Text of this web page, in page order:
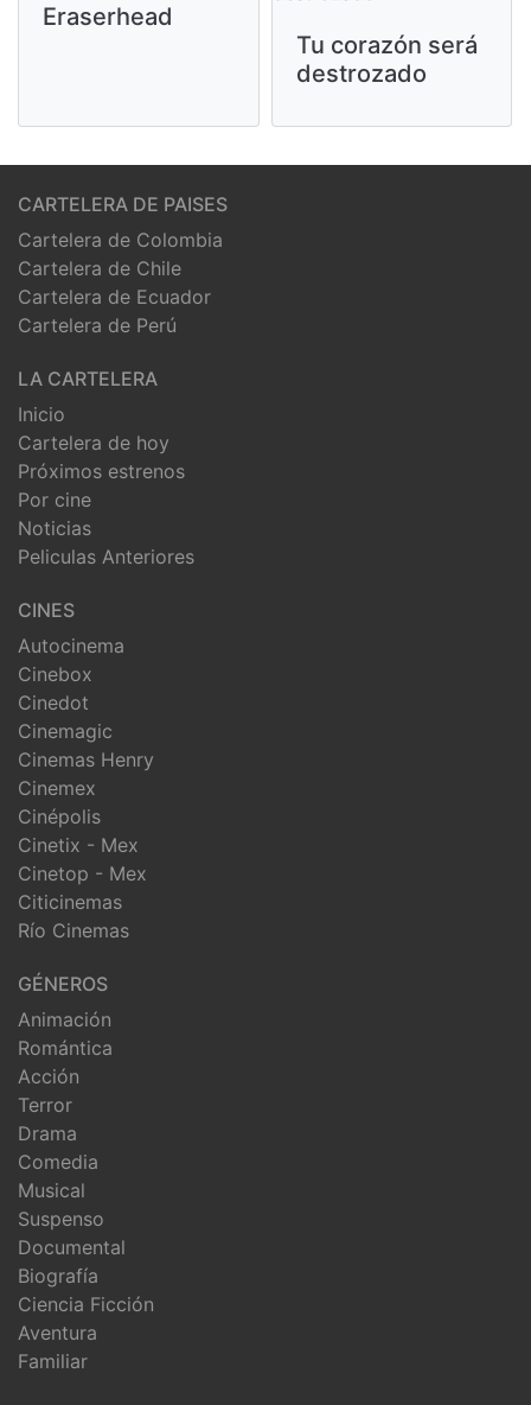
Eraserhead
Tu corazón será
destrozado
CARTELERA DE PAISES
Cartelera de Colombia
Cartelera de Chile
Cartelera de Ecuador
Cartelera de Perú
LA CARTELERA
Inicio
Cartelera de hoy
Próximos estrenos
Por cine
Noticias
Peliculas Anteriores
CINES
Autocinema
Cinebox
Cinedot
Cinemagic
Cinemas Henry
Cinemex
Cinépolis
Cinetix - Mex
Cinetop - Mex
Citicinemas
Río Cinemas
GÉNEROS
Animación
Romántica
Acción
Terror
Drama
Comedia
Musical
Suspenso
Documental
Biografía
Ciencia Ficción
Aventura
Familiar